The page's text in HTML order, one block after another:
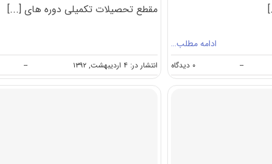
ادامه مطلب…
-- ۰ دیدگاه
پذیرش
دانشجوی
مقطع تحصیلات تکمیلی دوره های [...]
انتشار در: ۴ اردیبهشت, ۱۳۹۲ --